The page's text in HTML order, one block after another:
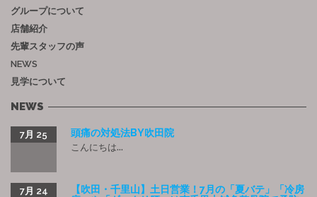
グループについて
店舗紹介
先輩スタッフの声
NEWS
見学について
NEWS
頭痛の対処法BY吹田院
7月 25
こんにちは...
【吹田・千里山】土日営業！7月の「夏バテ」「冷房
7月 24